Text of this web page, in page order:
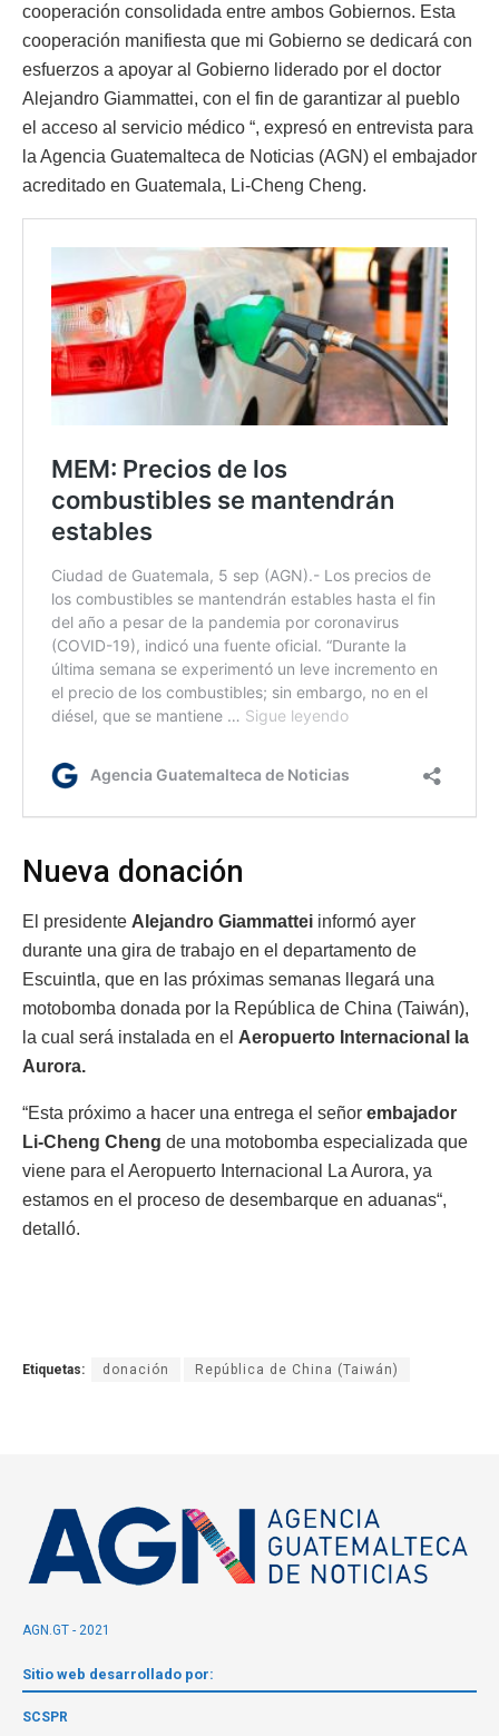
cooperación consolidada entre ambos Gobiernos. Esta
cooperación manifiesta que mi Gobierno se dedicará con
esfuerzos a apoyar al Gobierno liderado por el doctor
Alejandro Giammattei, con el fin de garantizar al pueblo
el acceso al servicio médico “, expresó en entrevista para
la Agencia Guatemalteca de Noticias (AGN) el embajador
acreditado en Guatemala, Li-Cheng Cheng.
Nueva donación
El presidente Alejandro Giammattei informó ayer
durante una gira de trabajo en el departamento de
Escuintla, que en las próximas semanas llegará una
motobomba donada por la República de China (Taiwán),
la cual será instalada en el Aeropuerto Internacional la
Aurora.
“Esta próximo a hacer una entrega el señor embajador
Li-Cheng Cheng de una motobomba especializada que
viene para el Aeropuerto Internacional La Aurora, ya
estamos en el proceso de desembarque en aduanas“,
detalló.
Etiquetas: donación República de China (Taiwán)
AGN.GT - 2021
Sitio web desarrollado por:
SCSPR